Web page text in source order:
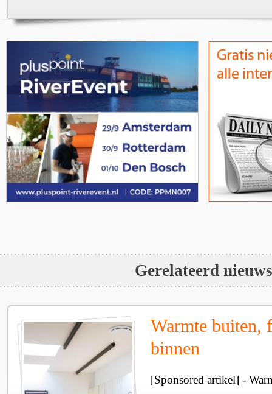
Gerelateerd nieuws
Warmte buiten,
binnen
[Sponsored artikel] -